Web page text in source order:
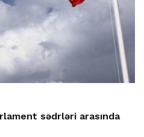
sədrləri arasında